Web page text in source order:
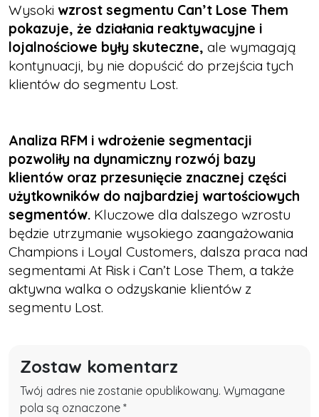
Wysoki wzrost segmentu Can’t Lose Them
pokazuje, że działania reaktywacyjne i
lojalnościowe były skuteczne, ale wymagają
kontynuacji, by nie dopuścić do przejścia tych
klientów do segmentu Lost.
Analiza RFM i wdrożenie segmentacji
pozwoliły na dynamiczny rozwój bazy
klientów oraz przesunięcie znacznej części
użytkowników do najbardziej wartościowych
segmentów. Kluczowe dla dalszego wzrostu
będzie utrzymanie wysokiego zaangażowania
Champions i Loyal Customers, dalsza praca nad
segmentami At Risk i Can’t Lose Them, a także
aktywna walka o odzyskanie klientów z
segmentu Lost.
Zostaw komentarz
Twój adres nie zostanie opublikowany. Wymagane
pola są oznaczone *